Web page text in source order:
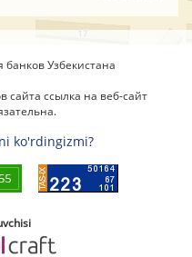
Узбекистана
сайта ссылка на веб-сайт
ko'rdingizmi?